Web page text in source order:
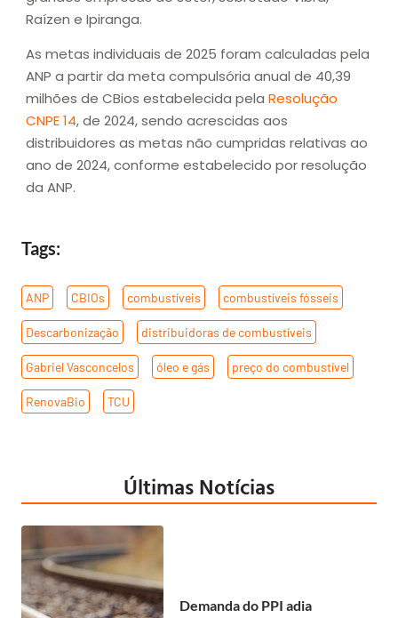
Raízen e Ipiranga.
As metas individuais de 2025 foram calculadas pela
ANP a partir da meta compulsória anual de 40,39
milhões de CBios estabelecida pela Resolução
CNPE 14, de 2024, sendo acrescidas aos
distribuidores as metas não cumpridas relativas ao
ano de 2024, conforme estabelecido por resolução
da ANP.
Tags:
ANP CBIOs combustíveis combustíveis fósseis
Descarbonização distribuidoras de combustíveis
Gabriel Vasconcelos óleo e gás preço do combustível
RenovaBio TCU
Últimas Notícias
Demanda do PPI adia